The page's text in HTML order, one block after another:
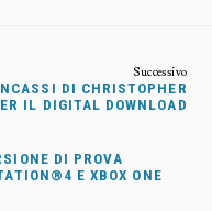
DI CHRISTOPHER
IL DIGITAL DOWNLOAD
DI PROVA
E XBOX ONE